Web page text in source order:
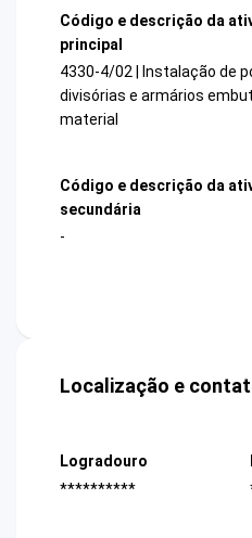
Código e descrição da
principal
4330-4/02 | Instalação de
divisórias e armários
material
Código e descrição da
secundária
-
Localização e
Logradouro
**********